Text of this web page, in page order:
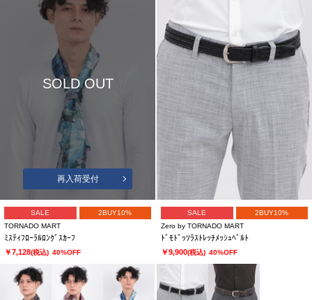
SOLD OUT
再入荷受付
SALE
2BUY10%
TORNADO MART
ﾐｽﾃｨﾌﾛｰﾗﾙﾛﾝｸﾞｽｶｰﾌ
￥7,128(税込) 40%OFF
SALE
2BUY10%
Zero by TORNADO MART
ﾄﾞﾓﾄﾞｯｿﾗｽﾄﾚｯﾁﾒｯｼｭﾍﾞﾙﾄ
￥9,900(税込) 40%OFF